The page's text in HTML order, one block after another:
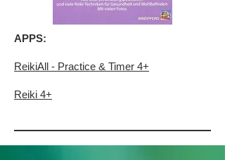
APPS:
ReikiAll - Practice & Timer 4+
Reiki 4+